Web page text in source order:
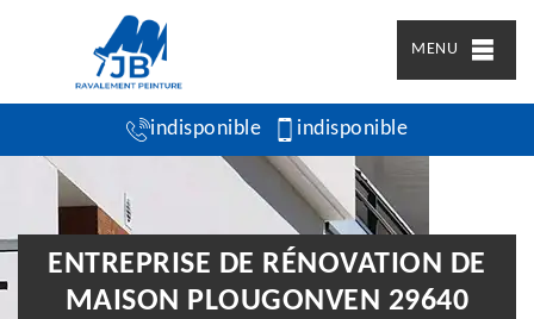
MENU
indisponible indisponible
ENTREPRISE DE RÉNOVATION DE
MAISON PLOUGONVEN 29640